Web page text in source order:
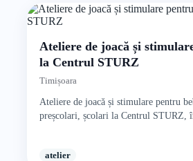
Ateliere de joacă și
la Centrul STURZ
Timișoara
Ateliere de joacă și stimulare pentru
preșcolari, școlari la Centrul STURZ,
atelier